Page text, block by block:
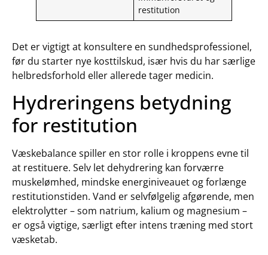
restitution
Det er vigtigt at konsultere en sundhedsprofessionel,
før du starter nye kosttilskud, især hvis du har særlige
helbredsforhold eller allerede tager medicin.
Hydreringens betydning
for restitution
Væskebalance spiller en stor rolle i kroppens evne til
at restituere. Selv let dehydrering kan forværre
muskelømhed, mindske energiniveauet og forlænge
restitutionstiden. Vand er selvfølgelig afgørende, men
elektrolytter – som natrium, kalium og magnesium –
er også vigtige, særligt efter intens træning med stort
væsketab.